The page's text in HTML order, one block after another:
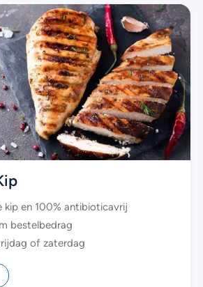
kip en 100% antibioticavrij
bestelbedrag
of zaterdag